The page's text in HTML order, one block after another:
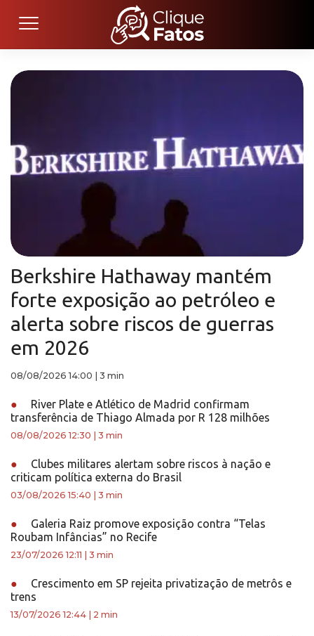
Berkshire Hathaway mantém
forte exposição ao petróleo e
alerta sobre riscos de guerras
em 2026
08/08/2026 14:00 3 min
●
River Plate e Atlético de Madrid confirmam
transferência de Thiago Almada por R 128 milhões
08/08/2026 12:30 3 min
●
Clubes militares alertam sobre riscos à nação e
criticam política externa do Brasil
03/08/2026 15:40 3 min
●
Galeria Raiz promove exposição contra “Telas
Roubam Infâncias” no Recife
23/07/2026 12:11 3 min
●
Crescimento em SP rejeita privatização de metrôs e
trens
13/07/2026 12:44 2 min